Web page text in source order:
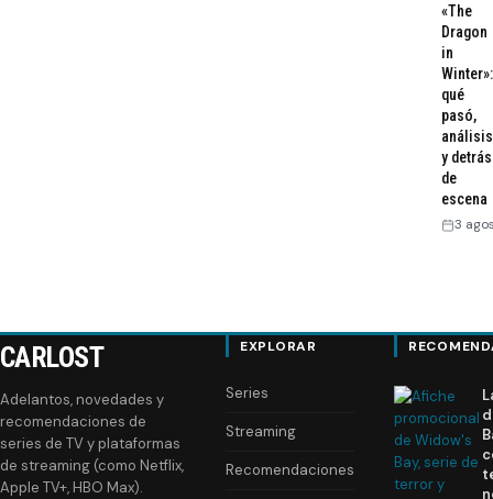
«The
Dragon
in
Winter»:
qué
pasó,
análisis
y detrás
de
escena
3
CARLOST
Adelantos, novedades y
recomendaciones de
series de TV y plataformas
de streaming (como Netflix,
Apple TV+, HBO Max).
EXPLORAR
Series
Streaming
Recomendaciones